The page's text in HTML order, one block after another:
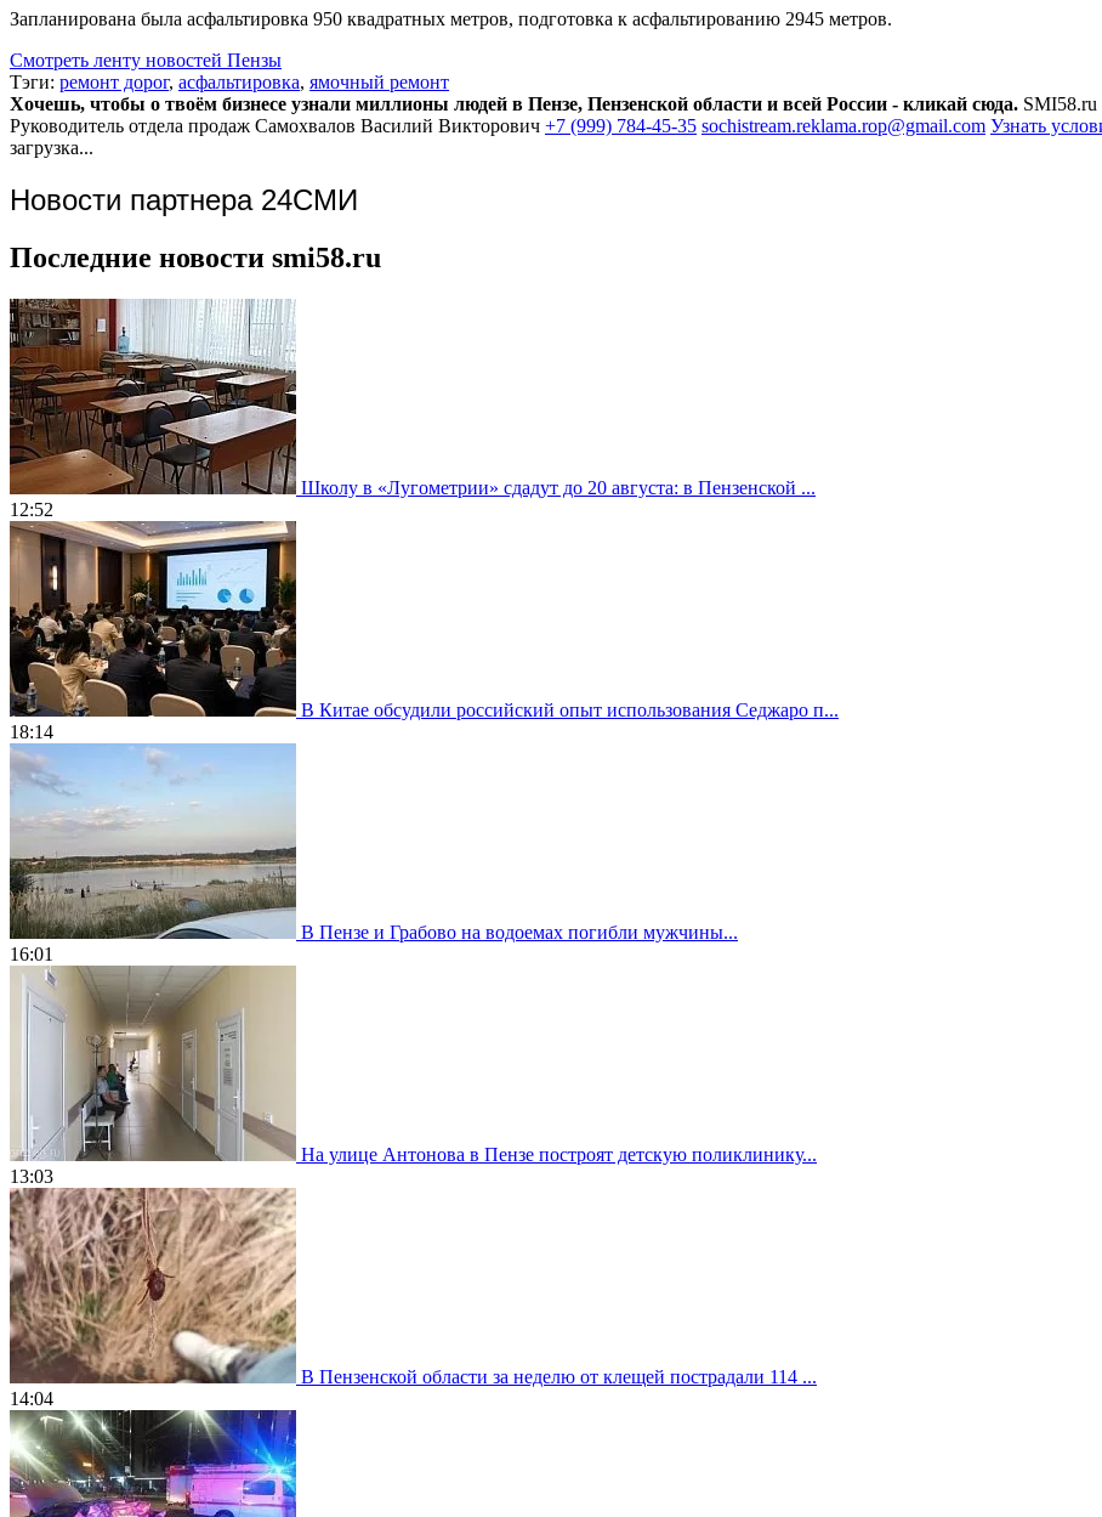
Запланирована была асфальтировка 950 квадратных метров, подготовка к асфальтированию 2945 метров.
Смотреть ленту новостей Пензы
Тэги: ремонт дорог, асфальтировка, ямочный ремонт
Хочешь, чтобы о твоём бизнесе узнали миллионы людей в Пензе, Пензенской области и всей России - кликай сюда. SMI58.ru
Руководитель отдела продаж Самохвалов Василий Викторович +7 (999) 784-45-35 sochistream.reklama.rop@gmail.com Узнать
загрузка...
Новости партнера 24СМИ
Последние новости smi58.ru
Школу в «Лугометрии» сдадут до 20 августа: в Пензенской ...
12:52
В Китае обсудили российский опыт использования Седжаро п...
18:14
В Пензе и Грабово на водоемах погибли мужчины...
16:01
На улице Антонова в Пензе построят детскую поликлинику...
13:03
В Пензенской области за неделю от клещей пострадали 114 ...
14:04